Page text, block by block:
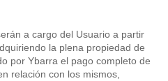
a cargo del Usuario a partir
la plena propiedad de
por Ybarra el pago completo de
relación con los mismos,